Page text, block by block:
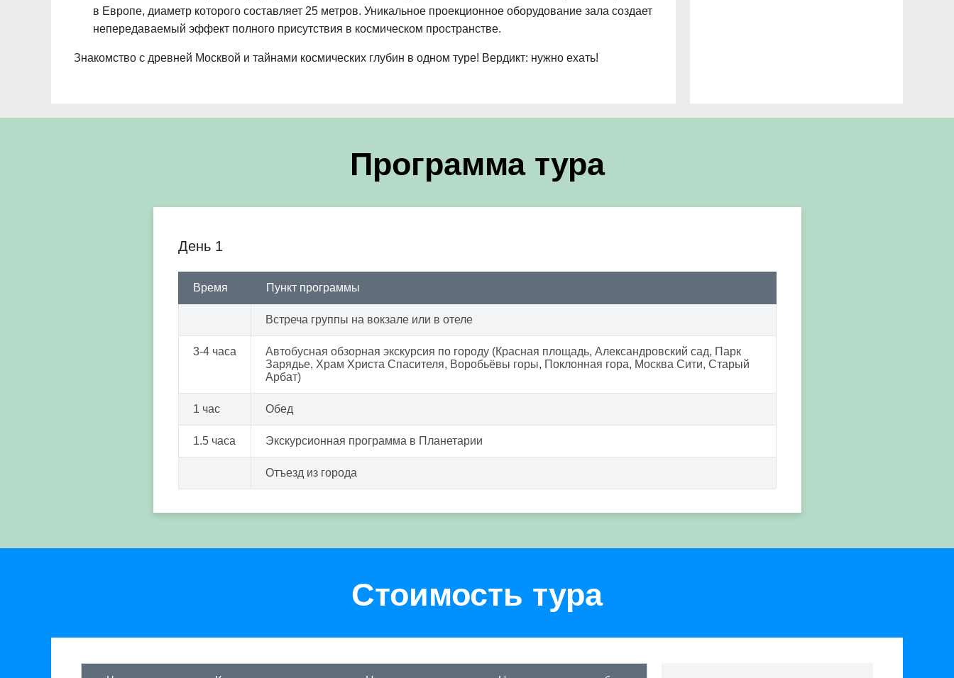
в Европе, диаметр которого составляет 25 метров. Уникальное проекционное оборудование зала создает
непередаваемый эффект полного присутствия в космическом пространстве.
Знакомство с древней Москвой и тайнами космических глубин в одном туре! Вердикт: нужно ехать!
Программа тура
День 1
Время Пункт программы
Встреча группы на вокзале или в отеле
3-4 часа
Автобусная обзорная экскурсия по городу (Красная площадь, Александровский сад, Парк
Зарядье, Храм Христа Спасителя, Воробьёвы горы, Поклонная гора, Москва Сити, Старый
Арбат)
1 час Обед
1.5 часа Экскурсионная программа в Планетарии
Отъезд из города
Стоимость тура